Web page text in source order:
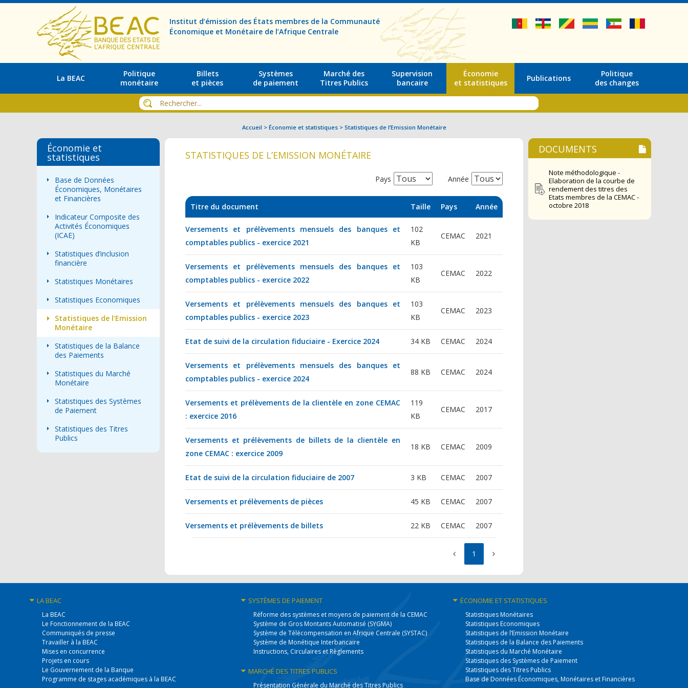
Institut d’émission des États membres de la Communauté
Économique et Monétaire de l’Afrique Centrale
La BEAC
Politique
monétaire
Billets
et pièces
Systèmes
de paiement
Marché des
Titres Publics
Supervision
bancaire
Économie
et statistiques
Publications
Politique
des changes
Accueil > Économie et statistiques> Statistiques de l’Emission Monétaire
Économie et
statistiques
Base de Données
Économiques, Monétaires
et Financières
Indicateur Composite des
Activités Économiques
(ICAE)
Statistiques d’inclusion
financière
Statistiques Monétaires
Statistiques Economiques
Statistiques de l’Emission
Monétaire
Statistiques de la Balance
des Paiements
Statistiques du Marché
Monétaire
Statistiques des Systèmes
de Paiement
Statistiques des Titres
Publics
STATISTIQUES DE L’EMISSION MONÉTAIRE
Pays Année
Titre du document Taille Pays Année
Versements et prélèvements mensuels des banques et
comptables publics - exercice 2021
102
KB
CEMAC 2021
Versements et prélèvements mensuels des banques et
comptables publics - exercice 2022
103
KB
CEMAC 2022
Versements et prélèvements mensuels des banques et
comptables publics - exercice 2023
103
KB
CEMAC 2023
Etat de suivi de la circulation fiduciaire - Exercice 2024 34 KB CEMAC 2024
Versements et prélèvements mensuels des banques et
comptables publics - exercice 2024
88 KB CEMAC 2024
Versements et prélèvements de la clientèle en zone CEMAC
: exercice 2016
119
KB
CEMAC 2017
Versements et prélèvements de billets de la clientèle en
zone CEMAC : exercice 2009
18 KB CEMAC 2009
Etat de suivi de la circulation fiduciaire de 2007 3 KB CEMAC 2007
Versements et prélèvements de pièces 45 KB CEMAC 2007
Versements et prélèvements de billets 22 KB CEMAC 2007
1
DOCUMENTS
Note méthodologique -
Elaboration de la courbe de
rendement des titres des
Etats membres de la CEMAC -
octobre 2018
LA BEAC
La BEAC
Le Fonctionnement de la BEAC
Communiqués de presse
Travailler à la BEAC
Mises en concurrence
Projets en cours
Le Gouvernement de la Banque
Programme de stages académiques à la BEAC
SYSTÈMESDE PAIEMENT
Réforme des systèmes et moyens de paiement de la CEMAC
Système de Gros Montants Automatisé (SYGMA)
Système de Télécompensation en Afrique Centrale (SYSTAC)
Système de Monétique Interbancaire
Instructions, Circulaires et Règlements
MARCHÉ DESTITRES PUBLICS
Présentation Générale du Marché des Titres Publics
ÉCONOMIE ET STATISTIQUES
Statistiques Monétaires
Statistiques Economiques
Statistiques de l’Emission Monétaire
Statistiques de la Balance des Paiements
Statistiques du Marché Monétaire
Statistiques des Systèmes de Paiement
Statistiques des Titres Publics
Base de Données Économiques, Monétaires et Financières